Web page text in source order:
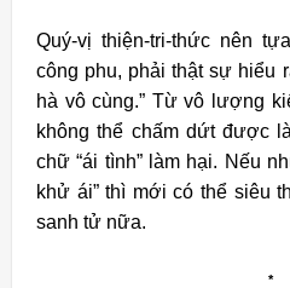
Quý-vị thiện-tri-thức nên
công phu, phải thật sự hiểu
hà vô cùng.” Từ vô lượng
không thể chấm dứt được
chữ “ái tình” làm hại. Nếu
khử ái” thì mới có thể siêu
sanh tử nữa.
*